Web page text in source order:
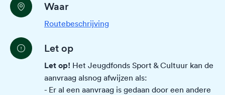
Waar
Routebeschrijving
Let op
Let op! Het Jeugdfonds Sport & Cultuur kan de
aanvraag alsnog afwijzen als:
- Er al een aanvraag is gedaan door een andere